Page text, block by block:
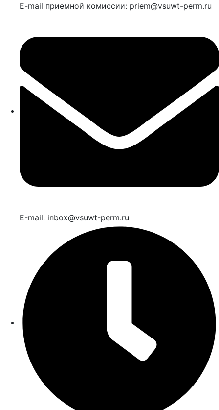
E-mail приемной комиссии: priem@vsuwt-perm.ru
E-mail: inbox@vsuwt-perm.ru